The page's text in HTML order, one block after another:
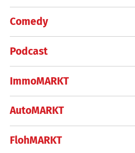
Comedy
Podcast
ImmoMARKT
AutoMARKT
FlohMARKT